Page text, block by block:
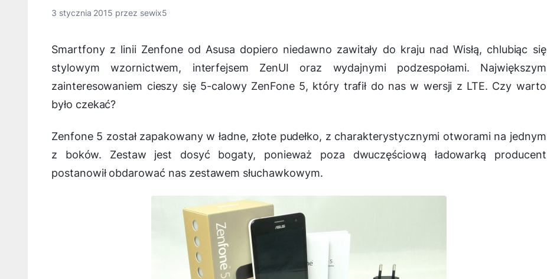
3 stycznia 2015 przez sewix5
Smartfony z linii Zenfone od Asusa dopiero niedawno zawitały do kraju nad Wisłą, chlubiąc się
stylowym wzornictwem, interfejsem ZenUI oraz wydajnymi podzespołami. Największym
zainteresowaniem cieszy się 5-calowy ZenFone 5, który trafił do nas w wersji z LTE. Czy warto
było czekać?
Zenfone 5 został zapakowany w ładne, złote pudełko, z charakterystycznymi otworami na jednym
z boków. Zestaw jest dosyć bogaty, ponieważ poza dwuczęściową ładowarką producent
postanowił obdarować nas zestawem słuchawkowym.